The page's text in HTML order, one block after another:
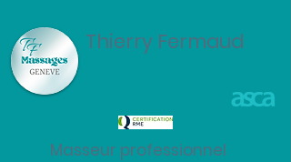
Thierry Fermaud
Masseur professionnel